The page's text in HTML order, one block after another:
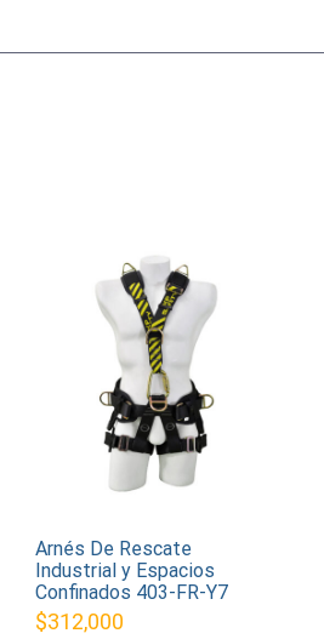
Arnés De Rescate
Industrial y Espacios
Confinados 403-FR-Y7
$312,000